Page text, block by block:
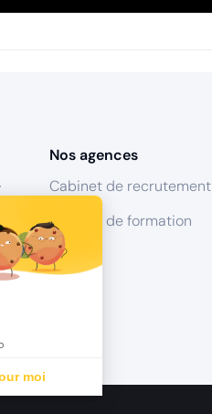
moi
Nos agences
Cabinet de recrutement
Centres de formation